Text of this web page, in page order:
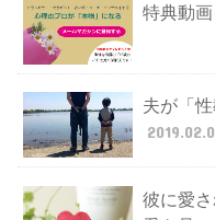
特典動
夫が「
彼に愛